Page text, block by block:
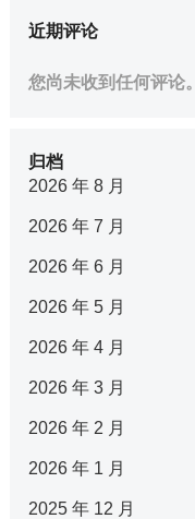
近期评论
您尚未收到任何评论。
归档
2026 年 8 月
2026 年 7 月
2026 年 6 月
2026 年 5 月
2026 年 4 月
2026 年 3 月
2026 年 2 月
2026 年 1 月
2025 年 12 月